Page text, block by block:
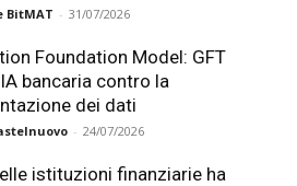
BitMAT - 31/07/2026
Foundation Model: GFT
bancaria contro la
dei dati
- 24/07/2026
istituzioni finanziarie ha